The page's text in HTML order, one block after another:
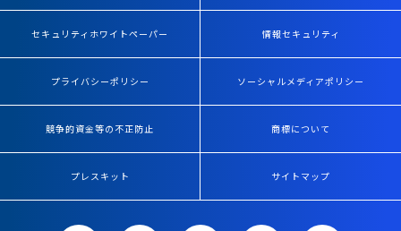
セキュリティホワイトペーパー 情報セキュリティ
プライバシーポリシー ソーシャルメディアポリシー
競争的資金等の不正防止 商標について
プレスキット サイトマップ